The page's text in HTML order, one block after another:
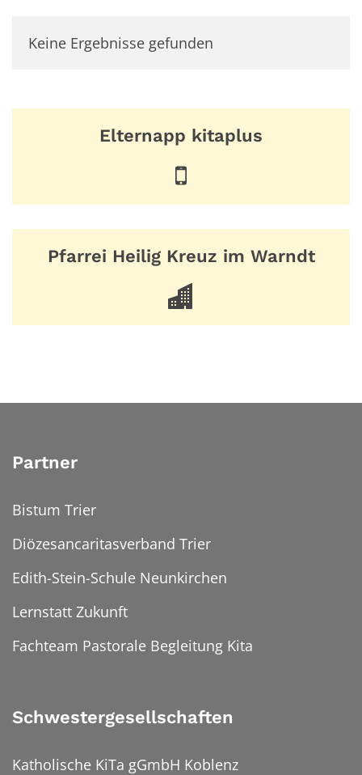
Keine Ergebnisse gefunden
Elternapp kitaplus
Pfarrei Heilig Kreuz im Warndt
Partner
Bistum Trier
Diözesancaritasverband Trier
Edith-Stein-Schule Neunkirchen
Lernstatt Zukunft
Fachteam Pastorale Begleitung Kita
Schwestergesellschaften
Katholische KiTa gGmbH Koblenz